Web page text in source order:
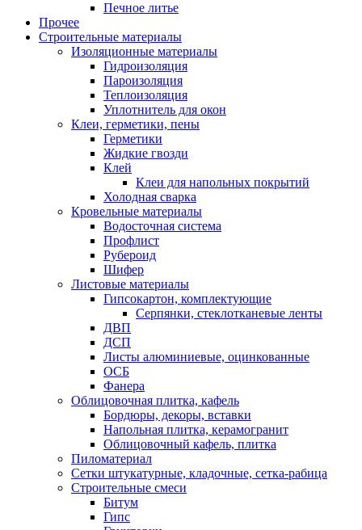
Печное литье
Прочее
Строительные материалы
Изоляционные материалы
Гидроизоляция
Пароизоляция
Теплоизоляция
Уплотнитель для окон
Клеи, герметики, пены
Герметики
Жидкие гвозди
Клей
Клеи для напольных покрытий
Холодная сварка
Кровельные материалы
Водосточная система
Профлист
Рубероид
Шифер
Листовые материалы
Гипсокартон, комплектующие
Серпянки, стеклотканевые ленты
ДВП
ДСП
Листы алюминиевые, оцинкованные
ОСБ
Фанера
Облицовочная плитка, кафель
Бордюры, декоры, вставки
Напольная плитка, керамогранит
Облицовочный кафель, плитка
Пиломатериал
Сетки штукатурные, кладочные, сетка-рабица
Строительные смеси
Битум
Гипс